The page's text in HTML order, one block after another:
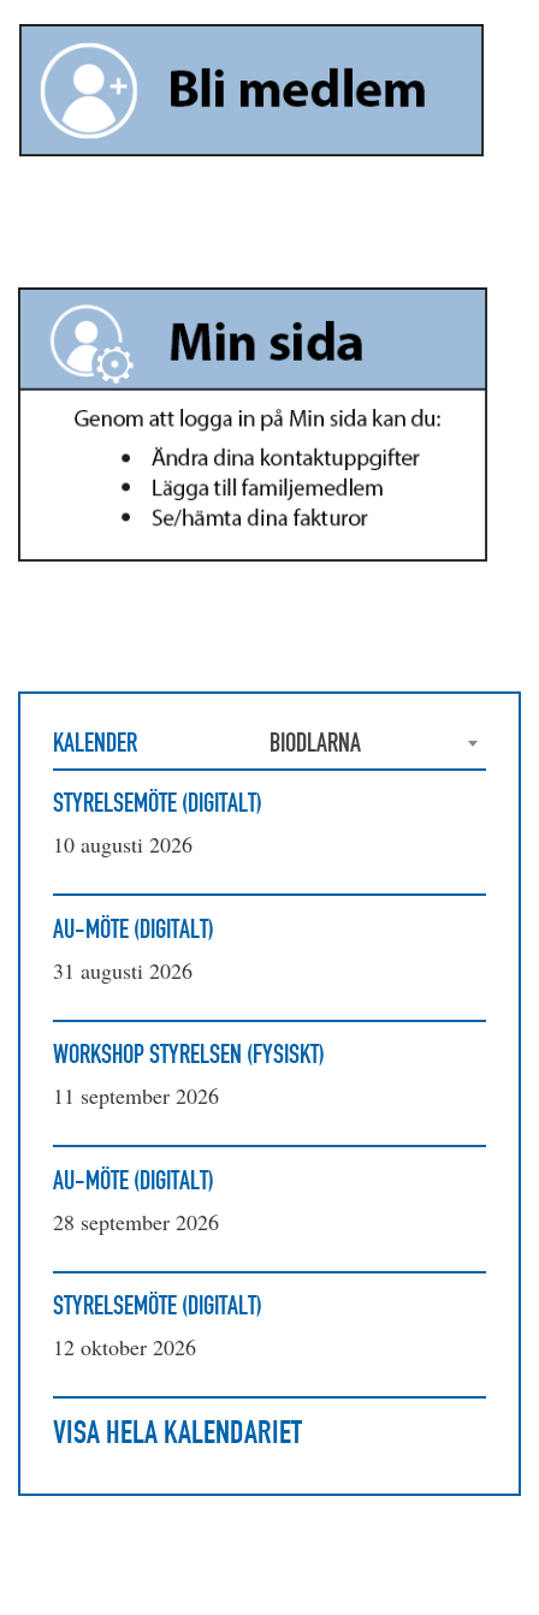
KALENDER
BIODLARNA
STYRELSEMÖTE (DIGITALT)
10 augusti 2026
AU-MÖTE (DIGITALT)
31 augusti 2026
WORKSHOP STYRELSEN (FYSISKT)
11 september 2026
AU-MÖTE (DIGITALT)
28 september 2026
STYRELSEMÖTE (DIGITALT)
12 oktober 2026
VISA HELA KALENDARIET